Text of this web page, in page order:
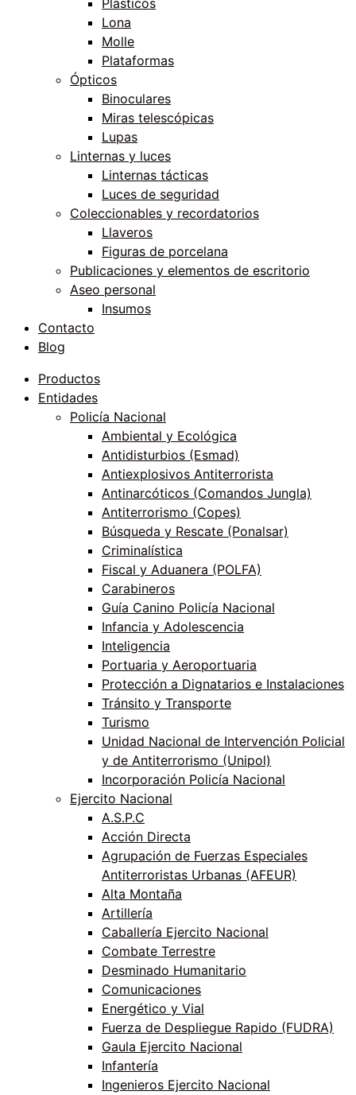
Plásticos
Lona
Molle
Plataformas
Ópticos
Binoculares
Miras telescópicas
Lupas
Linternas y luces
Linternas tácticas
Luces de seguridad
Coleccionables y recordatorios
Llaveros
Figuras de porcelana
Publicaciones y elementos de escritorio
Aseo personal
Insumos
Contacto
Blog
Productos
Entidades
Policía Nacional
Ambiental y Ecológica
Antidisturbios (Esmad)
Antiexplosivos Antiterrorista
Antinarcóticos (Comandos Jungla)
Antiterrorismo (Copes)
Búsqueda y Rescate (Ponalsar)
Criminalística
Fiscal y Aduanera (POLFA)
Carabineros
Guía Canino Policía Nacional
Infancia y Adolescencia
Inteligencia
Portuaria y Aeroportuaria
Protección a Dignatarios e Instalaciones
Tránsito y Transporte
Turismo
Unidad Nacional de Intervención Policial
y de Antiterrorismo (Unipol)
Incorporación Policía Nacional
Ejercito Nacional
A.S.P.C
Acción Directa
Agrupación de Fuerzas Especiales
Antiterroristas Urbanas (AFEUR)
Alta Montaña
Artillería
Caballería Ejercito Nacional
Combate Terrestre
Desminado Humanitario
Comunicaciones
Energético y Vial
Fuerza de Despliegue Rapido (FUDRA)
Gaula Ejercito Nacional
Infantería
Ingenieros Ejercito Nacional